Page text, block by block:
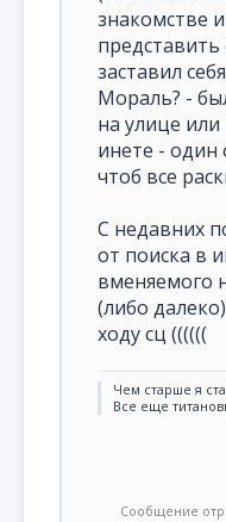
знакомстве
представить
заставил
Мораль? -
на улице
инете - один
чтоб все
С недавних
от поиска в
вменяемого
(либо
ходу сц ((((((
Чем старше я
Все еще
Сообщение